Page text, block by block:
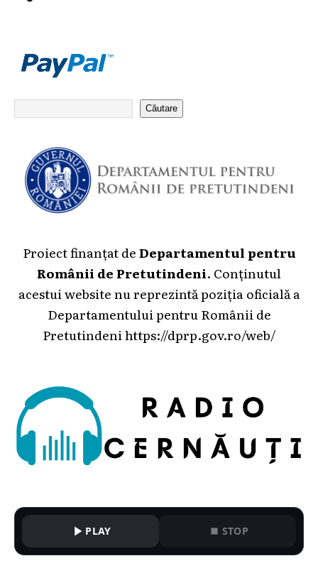
Căutare
Proiect finanțat deDepartamentul pentru
Românii de Pretutindeni. Conținutul
acestui website nu reprezintă poziția oficială a
Departamentului pentru Românii de
Pretutindeni https://dprp.gov.ro/web/
PLAY STOP